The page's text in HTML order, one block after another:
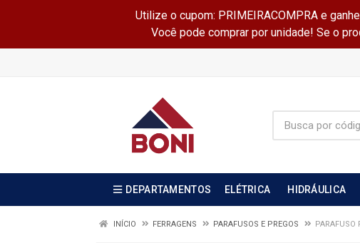
Utilize o cupom: PRIMEIRACOMPRA e
Você pode comprar por unidade! Se o
DEPARTAMENTOS ELÉTRICA HIDRÁULICA
INÍCIO FERRAGENS PARAFUSOS E PREGOS PARAFUSO